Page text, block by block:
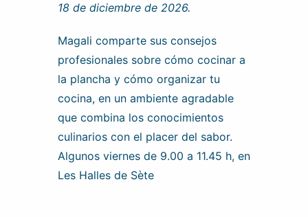
18 de diciembre de 2026.
Magali comparte sus consejos
profesionales sobre cómo cocinar a
la plancha y cómo organizar tu
cocina, en un ambiente agradable
que combina los conocimientos
culinarios con el placer del sabor.
Algunos viernes de 9.00 a 11.45 h, en
Les Halles de Sète